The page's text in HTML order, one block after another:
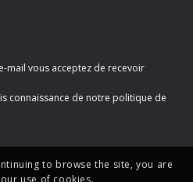
mail vous acceptez de recevoir
connaissance de notre politique de
to browse the site, you are